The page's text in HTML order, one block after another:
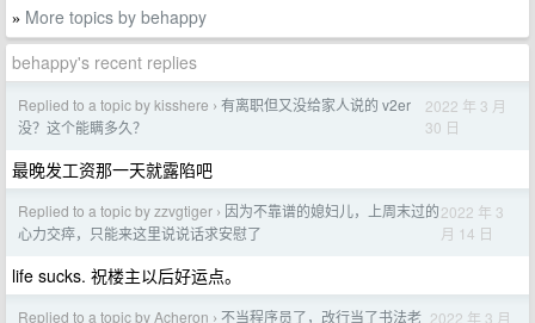
» More topics by behappy
behappy's recent replies
Replied to a topic by kisshere › 有离职但又没给家人说的 v2er
没？这个能瞒多久？
2022 年 3 月
30 日
最晚发工资那一天就露陷吧
Replied to a topic by zzvgtiger › 因为不靠谱的媳妇儿，上周末过的
心力交瘁，只能来这里说说话求安慰了
2022 年 3
月 14 日
life sucks. 祝楼主以后好运点。
Replied to a topic by Acheron › 不当程序员了，改行当了书法老 2022 年 3 月